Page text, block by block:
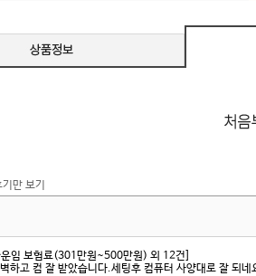
만 보기
운임 보험료(301만원~500만원) 외 12건]
하고 컴 잘 받았습니다.세팅후 컴퓨터 사양대로 잘 되